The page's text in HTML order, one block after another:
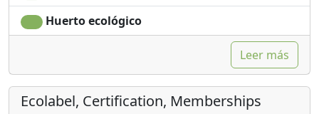
Huerto ecológico
Leer más
Ecolabel, Certification, Memberships